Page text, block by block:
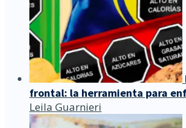
frontal: la herramienta para
Leila Guarnieri